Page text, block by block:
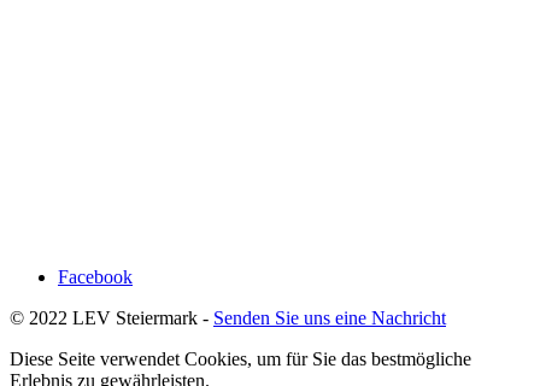
Facebook
© 2022 LEV Steiermark - Senden Sie uns eine Nachricht
Diese Seite verwendet Cookies, um für Sie das bestmögliche
Erlebnis zu gewährleisten.